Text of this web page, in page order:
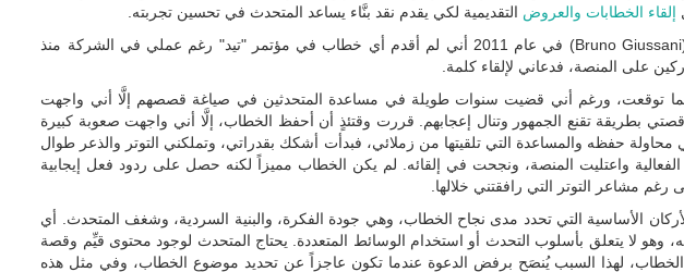
إلقاء الخطابات والعروض التقديمية لكي يقدم نقد بنَّاء يساعد المتحدث في تحسين تجربته.
لاحظ زميلي "برونو جيوساني" (Bruno Giussani) في عام 2011 أني لم أقدم أي خطاب في مؤتمر "تيد" رغم عملي في الشركة منذ
مما توقعت، ورغم أني قضيت سنوات طويلة في مساعدة المتحدثين في صياغة قصصهم إلَّا أني واجهت
بطريقة تقنع الجمهور وتنال إعجابهم. قررت وقتئذٍ أن أحفظ الخطاب، إلَّا أني واجهت صعوبة كبيرة
محاولة حفظه والمساعدة التي تلقيتها من زملائي، فبدأت أشكك بقدراتي، وتملكني التوتر والذعر طوال
واعتليت المنصة، ونجحت في إلقائه. لم يكن الخطاب مميزاً لكنه حصل على ردود فعل إيجابية
رغم مشاعر التوتر التي رافقتني خلالها.
الأساسية التي تحدد مدى نجاح الخطاب، وهي جودة الفكرة، والبنية السردية، وشغف المتحدث. أي
وهو لا يتعلق بأسلوب التحدث أو استخدام الوسائط المتعددة. يحتاج المتحدث لوجود محتوى قيِّم وقصة
لهذا السبب يُنصَح برفض الدعوة عندما تكون عاجزاً عن تحديد موضوع الخطاب، وفي مثل هذه